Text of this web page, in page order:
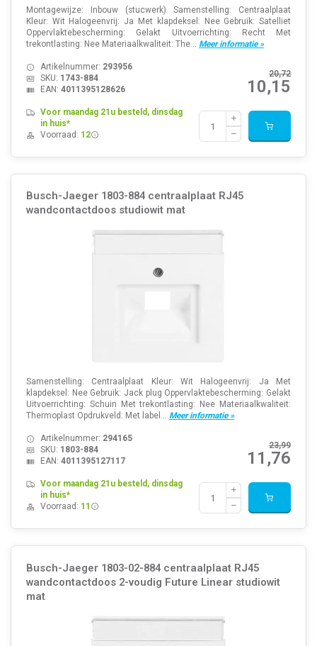
Montagewijze: Inbouw (stucwerk) Samenstelling: Centraalplaat
Kleur: Wit Halogeenvrij: Ja Met klapdeksel: Nee Gebruik: Satelliet
Oppervlaktebescherming: Gelakt Uitvoerrichting: Recht Met
trekontlasting: Nee Materiaalkwaliteit: The... Meer informatie »
20,72
10,15
Artikelnummer: 293956
SKU: 1743-884
EAN: 4011395128626
Voor maandag 21u besteld, dinsdag
in huis*
Voorraad: 12
Busch-Jaeger 1803-884 centraalplaat RJ45
wandcontactdoos studiowit mat
Samenstelling: Centraalplaat Kleur: Wit Halogeenvrij: Ja Met
klapdeksel: Nee Gebruik: Jack plug Oppervlaktebescherming: Gelakt
Uitvoerrichting: Schuin Met trekontlasting: Nee Materiaalkwaliteit:
Thermoplast Opdrukveld: Met label... Meer informatie »
23,99
11,76
Artikelnummer: 294165
SKU: 1803-884
EAN: 4011395127117
Voor maandag 21u besteld, dinsdag
in huis*
Voorraad: 11
Busch-Jaeger 1803-02-884 centraalplaat RJ45
wandcontactdoos 2-voudig Future Linear studiowit
mat